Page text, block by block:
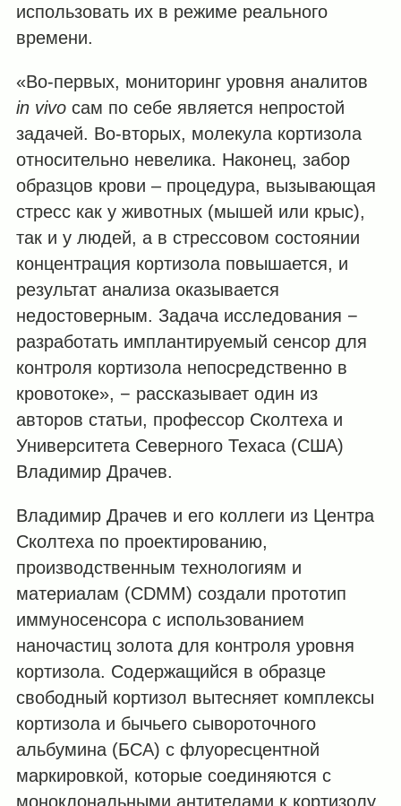
использовать их в режиме реального
времени.
«Во-первых, мониторинг уровня аналитов
in vivoсам по себе является непростой
задачей. Во-вторых, молекула кортизола
относительно невелика. Наконец, забор
образцов крови – процедура, вызывающая
стресс как у животных (мышей или крыс),
так и у людей, а в стрессовом состоянии
концентрация кортизола повышается, и
результат анализа оказывается
недостоверным. Задача исследования −
разработать имплантируемый сенсор для
контроля кортизола непосредственно в
кровотоке», − рассказывает один из
авторов статьи, профессор Сколтеха и
Университета Северного Техаса (США)
Владимир Драчев.
Владимир Драчев и его коллеги из Центра
Сколтеха по проектированию,
производственным технологиям и
материалам (CDMM) создали прототип
иммуносенсора с использованием
наночастиц золота для контроля уровня
кортизола. Содержащийся в образце
свободный кортизол вытесняет комплексы
кортизола и бычьего сывороточного
альбумина (БСА) с флуоресцентной
маркировкой, которые соединяются с
моноклональными антителами к кортизолу